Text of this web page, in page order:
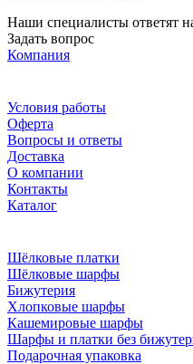
Наши специалисты ответят
Задать вопрос
Компания
Условия работы
Оферта
Вопросы и ответы
Доставка
О компании
Контакты
Каталог
Шёлковые платки
Шёлковые шарфы
Бижутерия
Хлопковые шарфы
Кашемировые шарфы
Шарфы и платки без
Подарочная упаковка